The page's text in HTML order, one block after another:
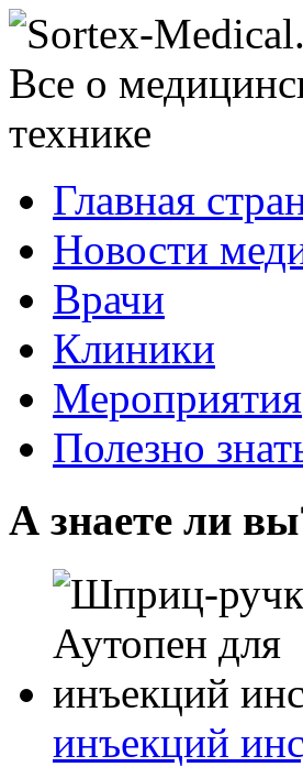
Главная
Новости
Врачи
Клиники
Мероприятия
Полезно
А знаете ли
инъекций